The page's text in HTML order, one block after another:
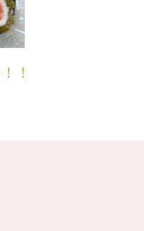
！